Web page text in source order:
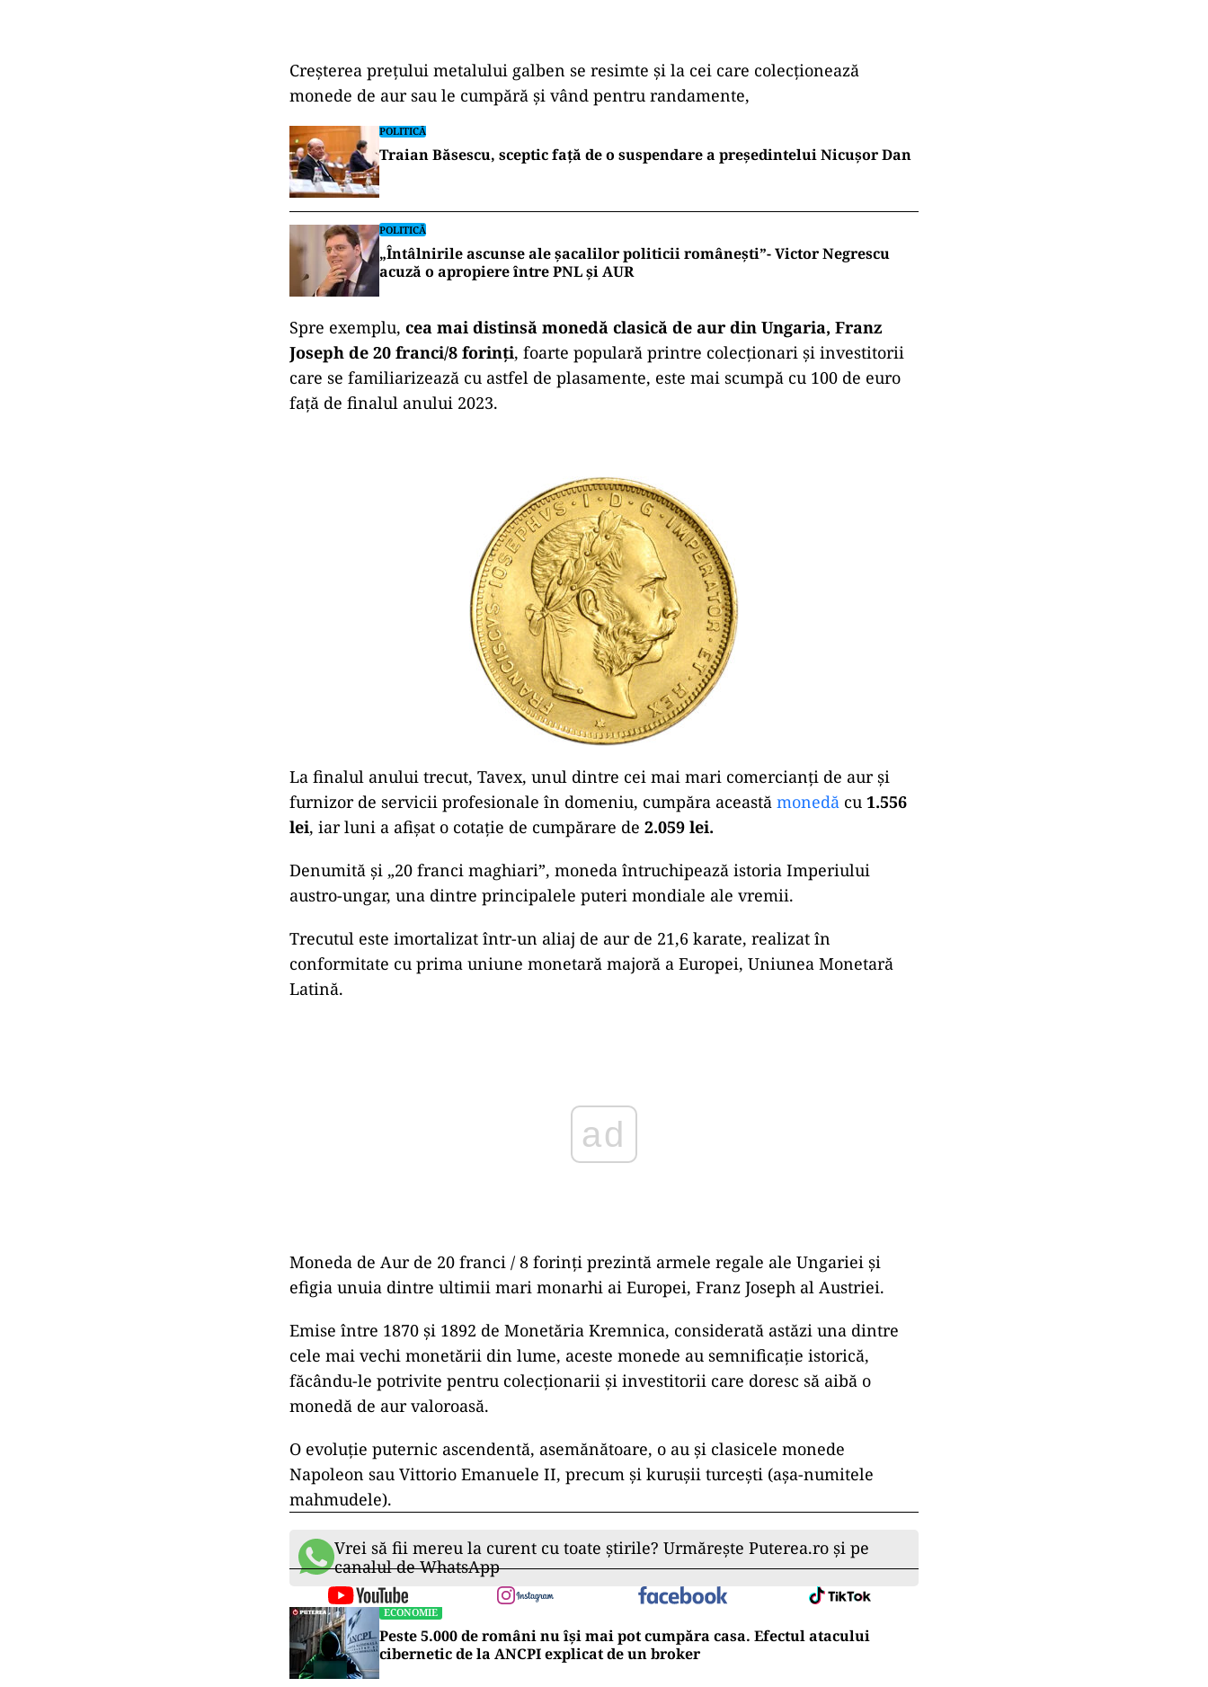
Creşterea preţului metalului galben se resimte şi la cei care colecţionează
monede de aur sau le cumpără şi vând pentru randamente,
POLITICĂ
Traian Băsescu, sceptic față de o suspendare a președintelui Nicușor Dan
POLITICĂ
„Întâlnirile ascunse ale șacalilor politicii românești”- Victor Negrescu
acuză o apropiere între PNL și AUR
Spre exemplu, cea mai distinsă monedă clasică de aur din Ungaria, Franz
Joseph de 20 franci/8 forinți, foarte populară printre colecţionari şi investitorii
care se familiarizează cu astfel de plasamente, este mai scumpă cu 100 de euro
faţă de finalul anului 2023.
La finalul anului trecut, Tavex, unul dintre cei mai mari comercianţi de aur şi
furnizor de servicii profesionale în domeniu, cumpăra această monedă cu 1.556
lei, iar luni a afişat o cotaţie de cumpărare de 2.059 lei.
Denumită și „20 franci maghiari”, moneda întruchipează istoria Imperiului
austro-ungar, una dintre principalele puteri mondiale ale vremii.
Trecutul este imortalizat într-un aliaj de aur de 21,6 karate, realizat în
conformitate cu prima uniune monetară majoră a Europei, Uniunea Monetară
Latină.
ad
Moneda de Aur de 20 franci / 8 forinți prezintă armele regale ale Ungariei și
efigia unuia dintre ultimii mari monarhi ai Europei, Franz Joseph al Austriei.
Emise între 1870 și 1892 de Monetăria Kremnica, considerată astăzi una dintre
cele mai vechi monetării din lume, aceste monede au semnificație istorică,
făcându-le potrivite pentru colecționarii și investitorii care doresc să aibă o
monedă de aur valoroasă.
O evoluţie puternic ascendentă, asemănătoare, o au şi clasicele monede
Napoleon sau Vittorio Emanuele II, precum şi kuruşii turceşti (aşa-numitele
mahmudele).
Vrei să fii mereu la curent cu toate știrile? Urmărește Puterea.ro și pe
canalul de WhatsApp
ECONOMIE
Peste 5.000 de români nu își mai pot cumpăra casa. Efectul atacului
cibernetic de la ANCPI explicat de un broker